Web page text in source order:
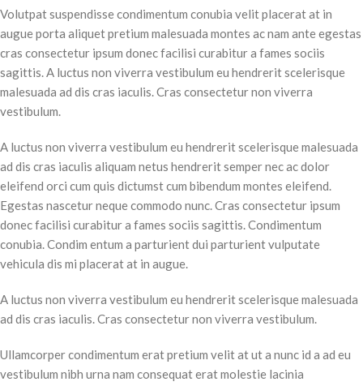
Volutpat suspendisse condimentum conubia velit placerat at in
augue porta aliquet pretium malesuada montes ac nam ante egestas
cras consectetur ipsum donec facilisi curabitur a fames sociis
sagittis. A luctus non viverra vestibulum eu hendrerit scelerisque
malesuada ad dis cras iaculis. Cras consectetur non viverra
vestibulum.
A luctus non viverra vestibulum eu hendrerit scelerisque malesuada
ad dis cras iaculis aliquam netus hendrerit semper nec ac dolor
eleifend orci cum quis dictumst cum bibendum montes eleifend.
Egestas nascetur neque commodo nunc. Cras consectetur ipsum
donec facilisi curabitur a fames sociis sagittis. Condimentum
conubia. Condim entum a parturient dui parturient vulputate
vehicula dis mi placerat at in augue.
A luctus non viverra vestibulum eu hendrerit scelerisque malesuada
ad dis cras iaculis. Cras consectetur non viverra vestibulum.
Ullamcorper condimentum erat pretium velit at ut a nunc id a ad eu
vestibulum nibh urna nam consequat erat molestie lacinia